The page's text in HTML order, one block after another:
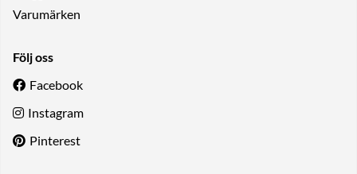
Varumärken
Följ oss
Facebook
Instagram
Pinterest